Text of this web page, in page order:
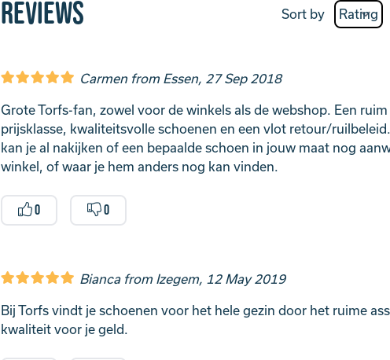
Reviews Sort by
Carmen from Essen, 27 Sep 2018
Grote Torfs-fan, zowel voor de winkels als de webshop. Een
prijsklasse, kwaliteitsvolle schoenen en een vlot retour/
kan je al nakijken of een bepaalde schoen in jouw maat nog
winkel, of waar je hem anders nog kan vinden.
0 0
Bianca from Izegem, 12 May 2019
Bij Torfs vindt je schoenen voor het hele gezin door het ruime
kwaliteit voor je geld.